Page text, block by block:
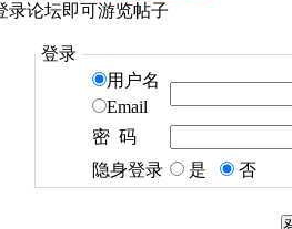
录论坛即可游览帖子
登录
用户名
Email
密 码
隐身登录
是 否